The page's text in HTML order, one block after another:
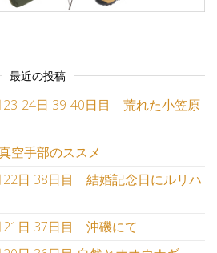
最近の投稿
23-24日 39-40日目 荒れた小笠原
空手部のススメ
22日 38日目 結婚記念日にルリハ
21日 37日目 沖磯にて